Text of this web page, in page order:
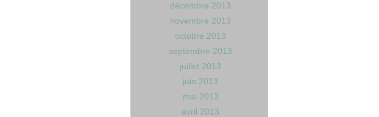
décembre 2013
novembre 2013
octobre 2013
septembre 2013
juillet 2013
juin 2013
mai 2013
avril 2013